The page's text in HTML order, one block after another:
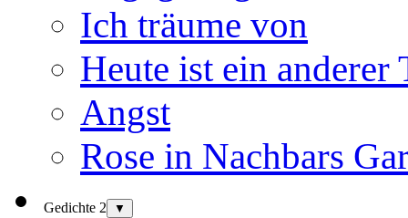
Ich träume von
Heute ist ein anderer
Angst
Rose in Nachbars
Gedichte 2 ▼